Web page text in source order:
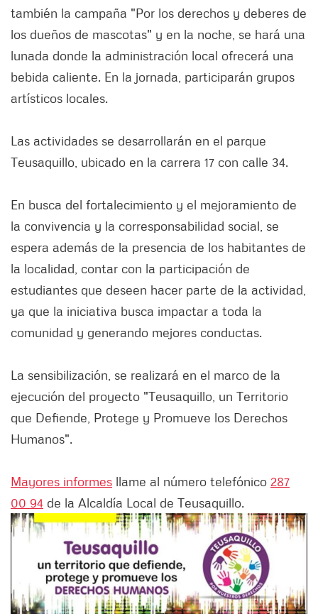
también la campaña "Por los derechos y deberes de
los dueños de mascotas" y en la noche, se hará una
lunada donde la administración local ofrecerá una
bebida caliente. En la jornada, participarán grupos
artísticos locales.
Las actividades se desarrollarán en el parque
Teusaquillo, ubicado en la carrera 17 con calle 34.
En busca del fortalecimiento y el mejoramiento de
la convivencia y la corresponsabilidad social, se
espera además de la presencia de los habitantes de
la localidad, contar con la participación de
estudiantes que deseen hacer parte de la actividad,
ya que la iniciativa busca impactar a toda la
comunidad y generando mejores conductas.
La sensibilización, se realizará en el marco de la
ejecución del proyecto "Teusaquillo, un Territorio
que Defiende, Protege y Promueve los Derechos
Humanos".
Mayores informes llame al número telefónico 287
00 94 de la Alcaldía Local de Teusaquillo.